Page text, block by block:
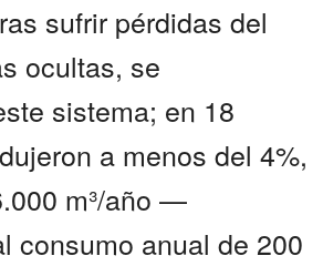
sufrir pérdidas del
ocultas, se
sistema; en 18
a menos del 4%,
m³/año —
consumo anual de 200